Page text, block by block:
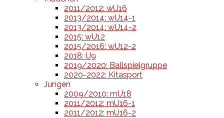
2011/2012: wU16
2013/2014: wU14-1
2013/2014: wU14-2
2015: wU12
2015/2016: wU12-2
2018: U9
2019/2020: Ballspielgruppe
2020-2022: Kitasport
Jungen
2009/2010: mU18
2011/2012: mU16-1
2011/2012: mU16-2